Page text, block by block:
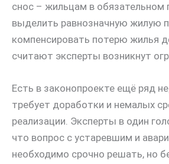
снос – жильцам в
выделить равнозначную жилую
компенсировать потерю жилья
считают эксперты возникнут
Есть в законопроекте ещё ряд
требует доработки и немалых
реализации. Эксперты в один
что вопрос с устаревшим и
необходимо срочно решать, но